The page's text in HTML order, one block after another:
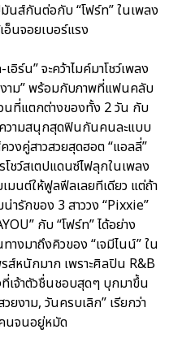
นส์กันต่อกับ “โฟร์ท” ในเพลง
อ็นจอยเบอร์แรง
ร์น” จะคว้าไมค์มาโชว์เพลง
งาม” พร้อมกับภาพที่แฟนคลับ
นที่แตกต่างของทั้ง 2 วัน กับ
วามสนุกสุดฟินกันคนละแบบ
วงคู่สาวสวยสุดฮอต “แอลลี่”
โชว์สเตปแดนซ์ไฟลุกในเพลง
มนต์ให้ฟูลฟีลเลยทีเดียว แต่ถ้า
ารักของ 3 สาววง “Pixxie”
กับ “โฟร์ท” ได้อย่าง
งมาถึงคิวของ “เจมีไนน์” ใน
ส์หนักมาก เพราะศิลปิน R&B
จ้าตัวชื่นชอบสุดๆ บุกมาขึ้น
ยงาม, วันครบเลิก” เรียกว่า
คนจนอยู่หมัด